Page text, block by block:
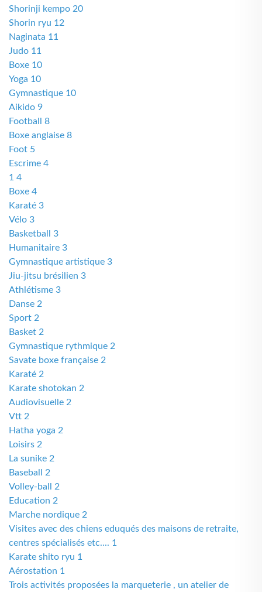
Shorinji kempo 20
Shorin ryu 12
Naginata 11
Judo 11
Boxe 10
Yoga 10
Gymnastique 10
Aikido 9
Football 8
Boxe anglaise 8
Foot 5
Escrime 4
1 4
Boxe 4
Karaté 3
Vélo 3
Basketball 3
Humanitaire 3
Gymnastique artistique 3
Jiu-jitsu brésilien 3
Athlétisme 3
Danse 2
Sport 2
Basket 2
Gymnastique rythmique 2
Savate boxe française 2
Karaté 2
Karate shotokan 2
Audiovisuelle 2
Vtt 2
Hatha yoga 2
Loisirs 2
La sunike 2
Baseball 2
Volley-ball 2
Education 2
Marche nordique 2
Visites avec des chiens eduqués des maisons de retraite,
centres spécialisés etc.... 1
Karate shito ryu 1
Aérostation 1
Trois activités proposées la marqueterie , un atelier de